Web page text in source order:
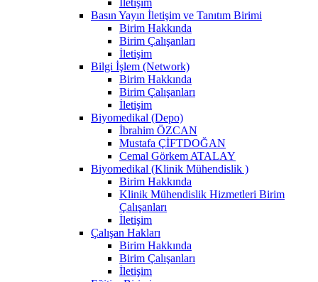
Basın Yayın İletişim ve Tanıtım Birimi
Birim Hakkında
Birim Çalışanları
İletişim
Bilgi İşlem (Network)
Birim Hakkında
Birim Çalışanları
İletişim
Biyomedikal (Depo)
İbrahim ÖZCAN
Mustafa ÇİFTDOĞAN
Cemal Görkem ATALAY
Biyomedikal (Klinik Mühendislik )
Birim Hakkında
Klinik Mühendislik Hizmetleri Birim
Çalışanları
İletişim
Çalışan Hakları
Birim Hakkında
Birim Çalışanları
İletişim